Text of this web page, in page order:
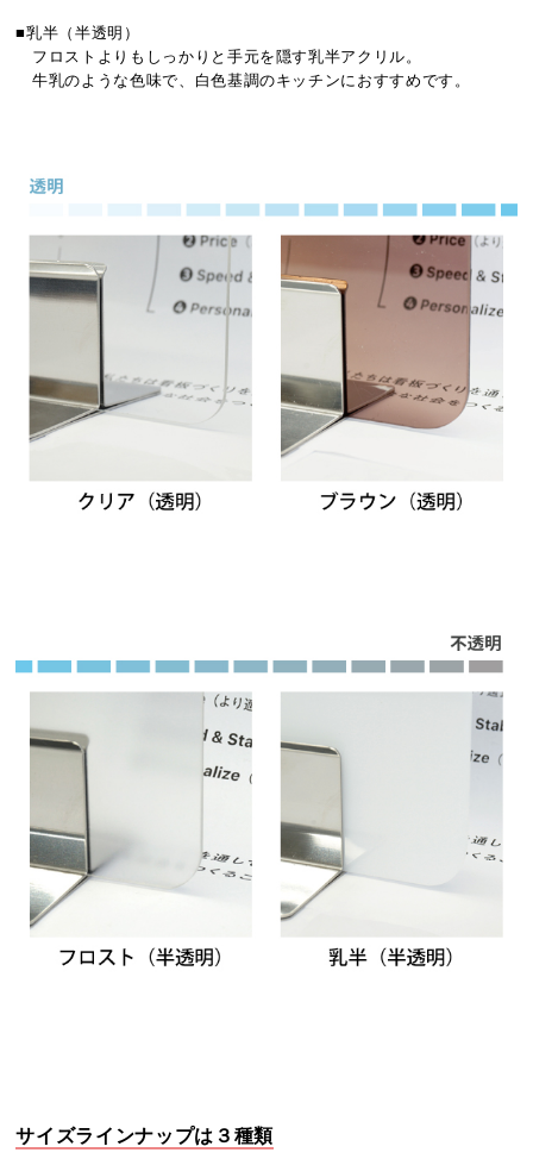
■乳半（半透明）
フロストよりもしっかりと手元を隠す乳半アクリル。
牛乳のような色味で、白色基調のキッチンにおすすめです。
サイズラインナップは３種類